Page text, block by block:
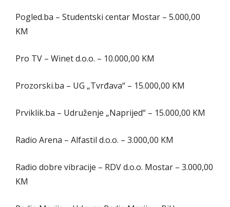
Pogled.ba – Studentski centar Mostar – 5.000,00
KM
Pro TV – Winet d.o.o. – 10.000,00 KM
Prozorski.ba – UG „Tvrđava“ – 15.000,00 KM
Prviklik.ba – Udruženje „Naprijed“ – 15.000,00 KM
Radio Arena – Alfastil d.o.o. – 3.000,00 KM
Radio dobre vibracije – RDV d.o.o. Mostar – 3.000,00
KM